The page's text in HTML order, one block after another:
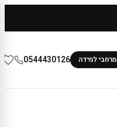
מרחבי למידה 0544430126